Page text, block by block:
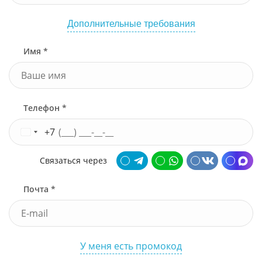
Дополнительные требования
Имя *
Телефон *
+7
Связаться через
Почта *
У меня есть промокод